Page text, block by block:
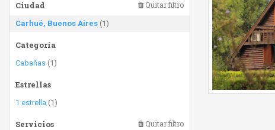
Ciudad Quitar filtro
Carhué, Buenos Aires (1)
Categoría
Cabañas (1)
Estrellas
1 estrella (1)
Servicios Quitar filtro